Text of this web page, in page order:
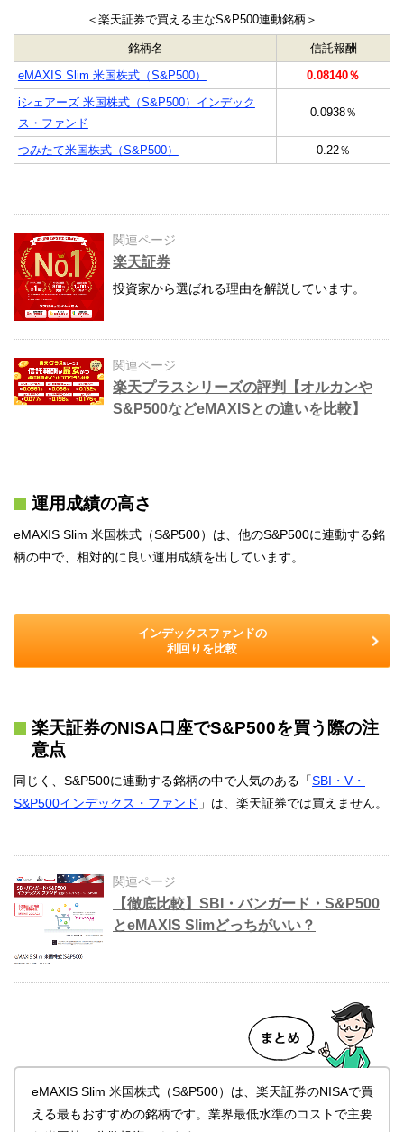
＜楽天証券で買える主なS&P500連動銘柄＞
銘柄名
信託報酬
eMAXIS Slim 米国株式（S&P500）
0.08140％
iシェアーズ 米国株式（S&P500）インデック
ス・ファンド
0.0938％
つみたて米国株式（S&P500） 0.22％
関連ページ
楽天証券
投資家から選ばれる理由を解説しています。
関連ページ
楽天プラスシリーズの評判【オルカンや
S&P500などeMAXISとの違いを比較】
運用成績の高さ
eMAXIS Slim 米国株式（S&P500）は、他のS&P500に連動する銘
柄の中で、相対的に良い運用成績を出しています。
インデックスファンドの
利回りを比較
楽天証券のNISA口座でS&P500を買う際の注
意点
同じく、S&P500に連動する銘柄の中で人気のある「SBI・V・
S&P500インデックス・ファンド 」は、楽天証券では買えません。
関連ページ
【徹底比較】SBI・バンガード・S&P500
とeMAXIS Slimどっちがいい？
eMAXIS Slim 米国株式（S&P500）は、楽天証券のNISAで買
える最もおすすめの銘柄です。業界最低水準のコストで主要